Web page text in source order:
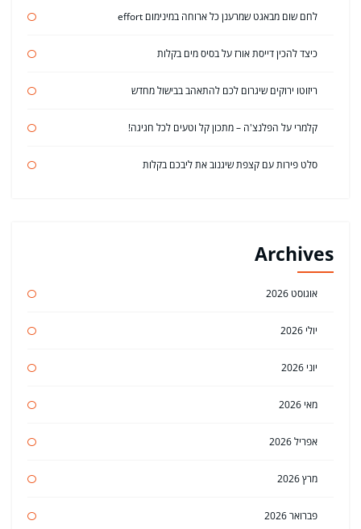
לחם שום מבאגט שמרענן כל ארוחה במינימום effort
כיצד להכין דייסת אורז על בסיס מים בקלות
ריזוטו ירוקים שיגרום לכם להתאהב בבישול מחדש
קלמרי על הפלנצ'ה – מתכון קל וטעים לכל חגיגה!
סלט פירות עם קצפת שיגנוב את ליבכם בקלות
Archives
אוגוסט 2026
יולי 2026
יוני 2026
מאי 2026
אפריל 2026
מרץ 2026
פברואר 2026